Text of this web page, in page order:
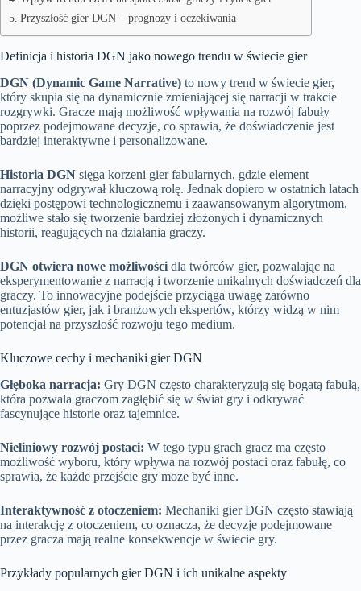
Przyszłość gier DGN – prognozy i oczekiwania
Definicja i historia DGN jako nowego trendu w świecie gier
DGN (Dynamic Game Narrative) to nowy trend w świecie gier,
który skupia się na dynamicznie zmieniającej się narracji w trakcie
rozgrywki. Gracze mają możliwość wpływania na rozwój fabuły
poprzez podejmowane decyzje, co sprawia, że doświadczenie jest
bardziej interaktywne i personalizowane.
Historia DGN sięga korzeni gier fabularnych, gdzie element
narracyjny odgrywał kluczową rolę. Jednak dopiero w ostatnich latach
dzięki postępowi technologicznemu i zaawansowanym algorytmom,
możliwe stało się tworzenie bardziej złożonych i dynamicznych
historii, reagujących na działania graczy.
DGN otwiera nowe możliwości dla twórców gier, pozwalając na
eksperymentowanie z narracją i tworzenie unikalnych doświadczeń dla
graczy. To innowacyjne podejście przyciąga uwagę zarówno
entuzjastów gier, jak i branżowych ekspertów, którzy widzą w nim
potencjał na przyszłość rozwoju tego medium.
Kluczowe cechy i mechaniki gier DGN
Głęboka narracja: Gry DGN często charakteryzują się bogatą fabułą,
która pozwala graczom zagłębić się w świat gry i odkrywać
fascynujące historie oraz tajemnice.
Nieliniowy rozwój postaci: W tego typu grach gracz ma często
możliwość wyboru, który wpływa na rozwój postaci oraz fabułę, co
sprawia, że każde przejście gry może być inne.
Interaktywność z otoczeniem: Mechaniki gier DGN często stawiają
na interakcję z otoczeniem, co oznacza, że decyzje podejmowane
przez gracza mają realne konsekwencje w świecie gry.
Przykłady popularnych gier DGN i ich unikalne aspekty